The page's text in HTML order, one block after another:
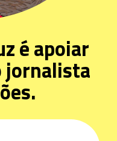
é apoiar
jornalista